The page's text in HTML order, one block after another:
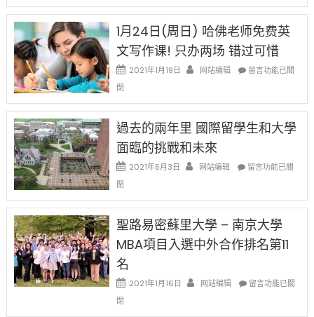
OPT
開
刀〉
中
請
1B
簽
證
高
先
得〉
在
即
移
民
政
策
改
1B
(lottery)
中
1月24日(周日) 哈佛老师免费英
文写作课! 只办两场 错过可惜
2021年1月19日 网站编辑
在
24
日
(周
哈
佛
师
费
英
文
作
留言功能已關
閉
過去的兩年里 國際留學生和大學
面臨的挑戰和未來
2021年5月3日 网站编辑
在
的
兩
年
里
留
留言功能已關
閉
聖路易密蘇里大學 – 南京大學
MBA項目入選中外合作排名第11
名
2021年1月16日 网站编辑
在
留言功能已關
閉